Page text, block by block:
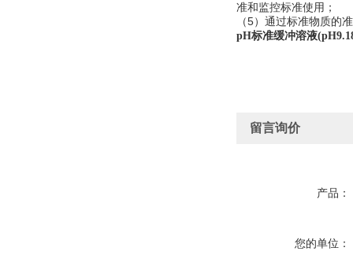
准和监控标准使用；
（5）通过标准物质的
pH标准缓冲溶液
留言询价
产品：
您的单位：